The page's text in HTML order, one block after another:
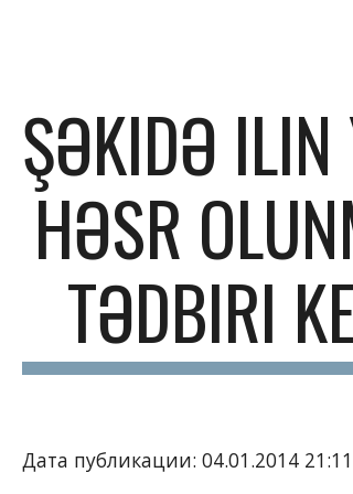
ŞƏKIDƏ ILIN
HƏSR
TƏDBIRI
Дата публикации: 04.01.2014